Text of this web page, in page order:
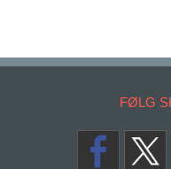
FØLG